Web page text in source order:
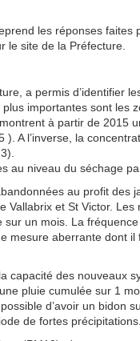
les réponses faites
le site de la Préfecture.
a permis d’identifier
importantes sont les
à partir de 2015
A l’inverse, la
au niveau du séchage
au profit des
et St Victor.
un mois. La
mesure aberrante dont
capacité des nouveaux
pluie cumulée sur 1
d’avoir un bidon
de fortes précipitations.